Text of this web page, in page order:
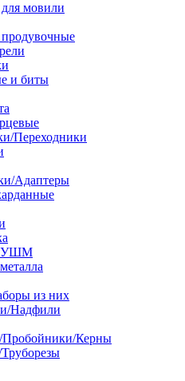
мовили
и биты
Переходники
Адаптеры
УШМ
из них
Надфили
Пробойники/Керны